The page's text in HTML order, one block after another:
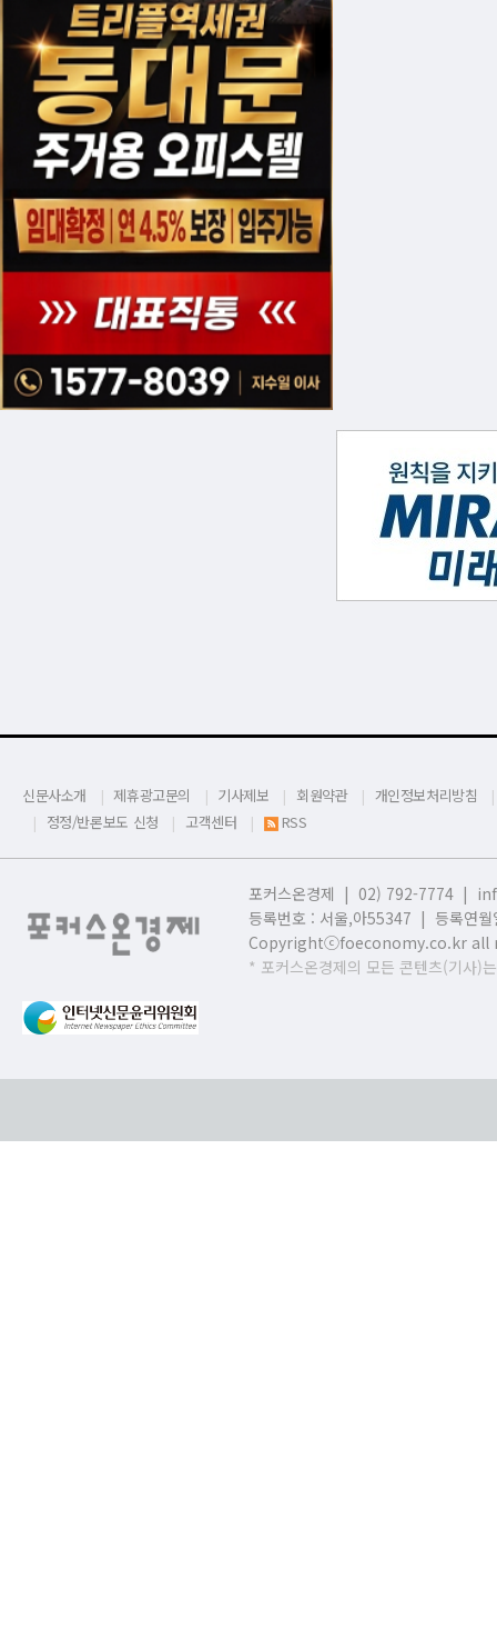
신문사소개 제휴광고문의 기사제보 회원약관
개인정보처리방침
정정/반론보도 신청
고객센터 RSS
포커스온경제 | 02) 792-7774 |
등록번호 : 서울,아55347 | 등록연
Copyrightⓒfoeconomy.co.kr all
* 포커스온경제의 모든 콘텐츠(기사)